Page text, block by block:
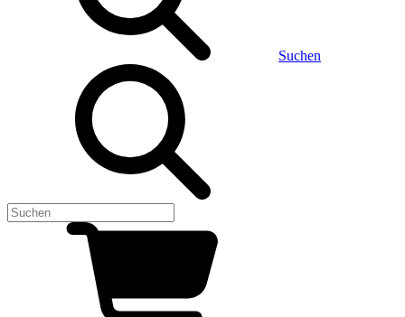
Suchen